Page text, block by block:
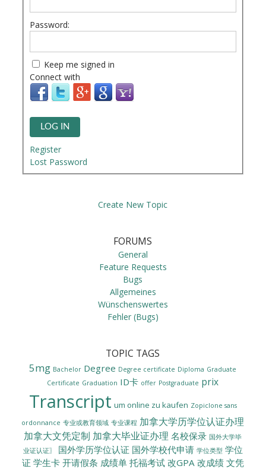
Password:
Keep me signed in
Connect with
LOG IN
Register
Lost Password
Create New Topic
FORUMS
General
Feature Requests
Bugs
Allgemeines
Wünschenswertes
Fehler (Bugs)
TOPIC TAGS
5mg Bachelor Degree Degree certificate Diploma Graduate
Certificate Graduation ID卡 offer Postgraduate prix
Transcript um online zu kaufen Zopiclone sans
ordonnance 专业或教育领域 专业课程 加拿大学历学位认证办理
加拿大文凭定制 加拿大毕业证办理 名校保录 国外大学毕
业证认证〗
国外学历学位认证 国外学校代申请 学位类型 学位
证 学生卡 开请假条 成绩单 托福考试 改GPA 改成绩 文凭